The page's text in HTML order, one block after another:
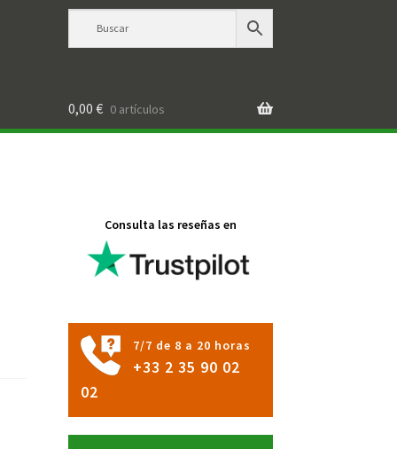
0,00 € 0 artículos
Consulta las reseñas en
7/7 de 8 a 20 horas
+33 2 35 90 02
02